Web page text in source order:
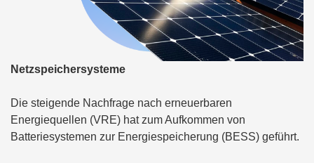
Netzspeichersysteme
Die steigende Nachfrage nach erneuerbaren
Energiequellen (VRE) hat zum Aufkommen von
Batteriesystemen zur Energiespeicherung (BESS) geführt.